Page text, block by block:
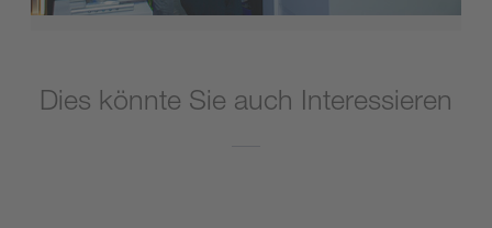
Dies könnte Sie auch Interessieren